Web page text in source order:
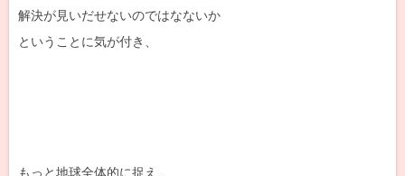
解決が見いだせないのではなないか
ということに気が付き、
もっと地球全体的に捉え、